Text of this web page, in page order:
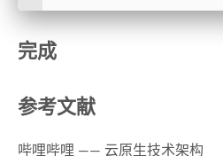
完成
参考文献
哔哩哔哩 —— 云原生技术架构